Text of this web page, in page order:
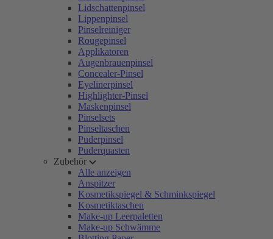
Lidschattenpinsel
Lippenpinsel
Pinselreiniger
Rougepinsel
Applikatoren
Augenbrauenpinsel
Concealer-Pinsel
Eyelinerpinsel
Highlighter-Pinsel
Maskenpinsel
Pinselsets
Pinseltaschen
Puderpinsel
Puderquasten
Zubehör
Alle anzeigen
Anspitzer
Kosmetikspiegel & Schminkspiegel
Kosmetiktaschen
Make-up Leerpaletten
Make-up Schwämme